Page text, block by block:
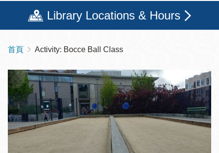
Library Locations & Hours
導
航
連
結
首頁 Activity: Bocce Ball Class